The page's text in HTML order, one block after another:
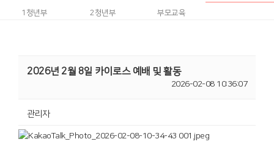
1청년부 2청년부 부모교육
2026년 2월 8일 카이로스 예배 및 활동
2026-02-08 10:36:07
관리자